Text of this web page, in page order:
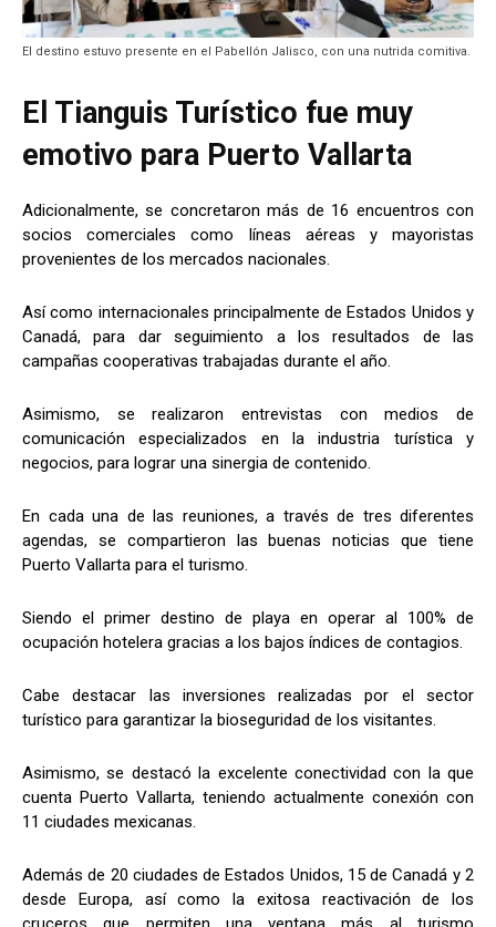
El destino estuvo presente en el Pabellón Jalisco, con una nutrida comitiva.
El Tianguis Turístico fue muy
emotivo para Puerto Vallarta
Adicionalmente, se concretaron más de 16 encuentros con
socios comerciales como líneas aéreas y mayoristas
provenientes de los mercados nacionales.
Así como internacionales principalmente de Estados Unidos y
Canadá, para dar seguimiento a los resultados de las
campañas cooperativas trabajadas durante el año.
Asimismo, se realizaron entrevistas con medios de
comunicación especializados en la industria turística y
negocios, para lograr una sinergia de contenido.
En cada una de las reuniones, a través de tres diferentes
agendas, se compartieron las buenas noticias que tiene
Puerto Vallarta para el turismo.
Siendo el primer destino de playa en operar al 100% de
ocupación hotelera gracias a los bajos índices de contagios.
Cabe destacar las inversiones realizadas por el sector
turístico para garantizar la bioseguridad de los visitantes.
Asimismo, se destacó la excelente conectividad con la que
cuenta Puerto Vallarta, teniendo actualmente conexión con
11 ciudades mexicanas.
Además de 20 ciudades de Estados Unidos, 15 de Canadá y 2
desde Europa, así como la exitosa reactivación de los